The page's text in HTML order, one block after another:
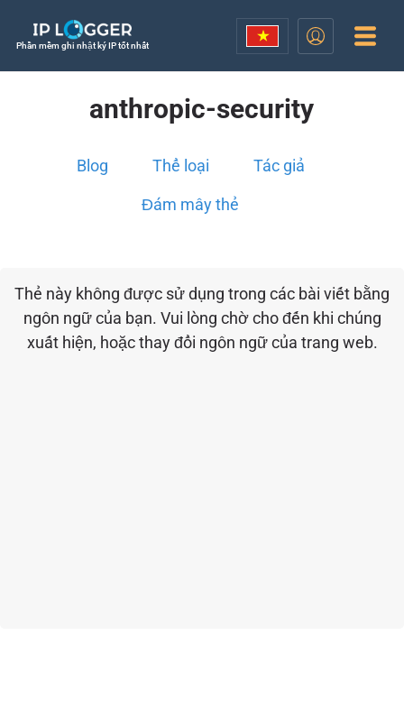
Phần mềm ghi nhật ký IP tốt nhất
anthropic-security
Blog Thể loại Tác giả
Đám mây thẻ